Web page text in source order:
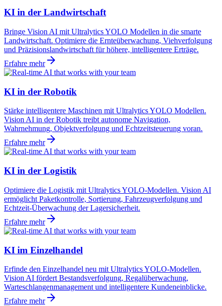
KI in der Landwirtschaft
Bringe Vision AI mit Ultralytics YOLO Modellen in die smarte
Landwirtschaft. Optimiere die Ernteüberwachung, Viehverfolgung
und Präzisionslandwirtschaft für höhere, intelligentere Erträge.
Erfahre mehr
KI in der Robotik
Stärke intelligentere Maschinen mit Ultralytics YOLO Modellen.
Vision AI in der Robotik treibt autonome Navigation,
Wahrnehmung, Objektverfolgung und Echtzeitsteuerung voran.
Erfahre mehr
KI in der Logistik
Optimiere die Logistik mit Ultralytics YOLO-Modellen. Vision AI
ermöglicht Paketkontrolle, Sortierung, Fahrzeugverfolgung und
Echtzeit-Überwachung der Lagersicherheit.
Erfahre mehr
KI im Einzelhandel
Erfinde den Einzelhandel neu mit Ultralytics YOLO-Modellen.
Vision AI fördert Bestandsverfolgung, Regalüberwachung,
Warteschlangenmanagement und intelligentere Kundeneinblicke.
Erfahre mehr